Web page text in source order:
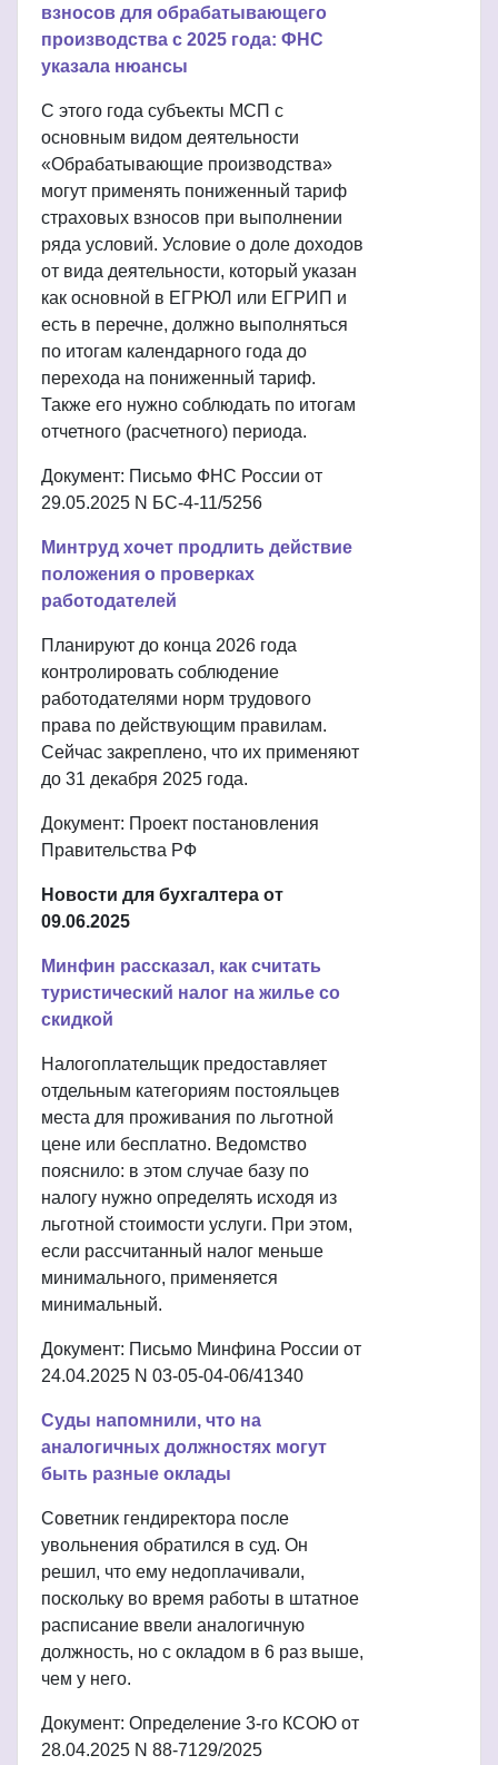
взносов для обрабатывающего
производства с 2025 года: ФНС
указала нюансы
С этого года субъекты МСП с
основным видом деятельности
«Обрабатывающие производства»
могут применять пониженный тариф
страховых взносов при выполнении
ряда условий. Условие о доле доходов
от вида деятельности, который указан
как основной в ЕГРЮЛ или ЕГРИП и
есть в перечне, должно выполняться
по итогам календарного года до
перехода на пониженный тариф.
Также его нужно соблюдать по итогам
отчетного (расчетного) периода.
Документ: Письмо ФНС России от
29.05.2025 N БС-4-11/5256
Минтруд хочет продлить действие
положения о проверках
работодателей
Планируют до конца 2026 года
контролировать соблюдение
работодателями норм трудового
права по действующим правилам.
Сейчас закреплено, что их применяют
до 31 декабря 2025 года.
Документ: Проект постановления
Правительства РФ
Новости для бухгалтера от
09.06.2025
Минфин рассказал, как считать
туристический налог на жилье со
скидкой
Налогоплательщик предоставляет
отдельным категориям постояльцев
места для проживания по льготной
цене или бесплатно. Ведомство
пояснило: в этом случае базу по
налогу нужно определять исходя из
льготной стоимости услуги. При этом,
если рассчитанный налог меньше
минимального, применяется
минимальный.
Документ: Письмо Минфина России от
24.04.2025 N 03-05-04-06/41340
Суды напомнили, что на
аналогичных должностях могут
быть разные оклады
Советник гендиректора после
увольнения обратился в суд. Он
решил, что ему недоплачивали,
поскольку во время работы в штатное
расписание ввели аналогичную
должность, но с окладом в 6 раз выше,
чем у него.
Документ: Определение 3-го КСОЮ от
28.04.2025 N 88-7129/2025